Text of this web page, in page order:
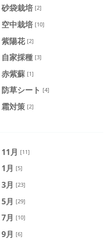
砂袋栽培 [2]
空中栽培 [10]
紫陽花 [2]
自家採種 [3]
赤紫蘇 [1]
防草シート [4]
霜対策 [2]
11月 [11]
1月 [5]
3月 [23]
5月 [29]
7月 [10]
9月 [6]